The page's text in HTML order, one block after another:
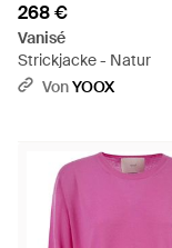
268 €
Vanisé
Strickjacke - Natur
VonYOOX